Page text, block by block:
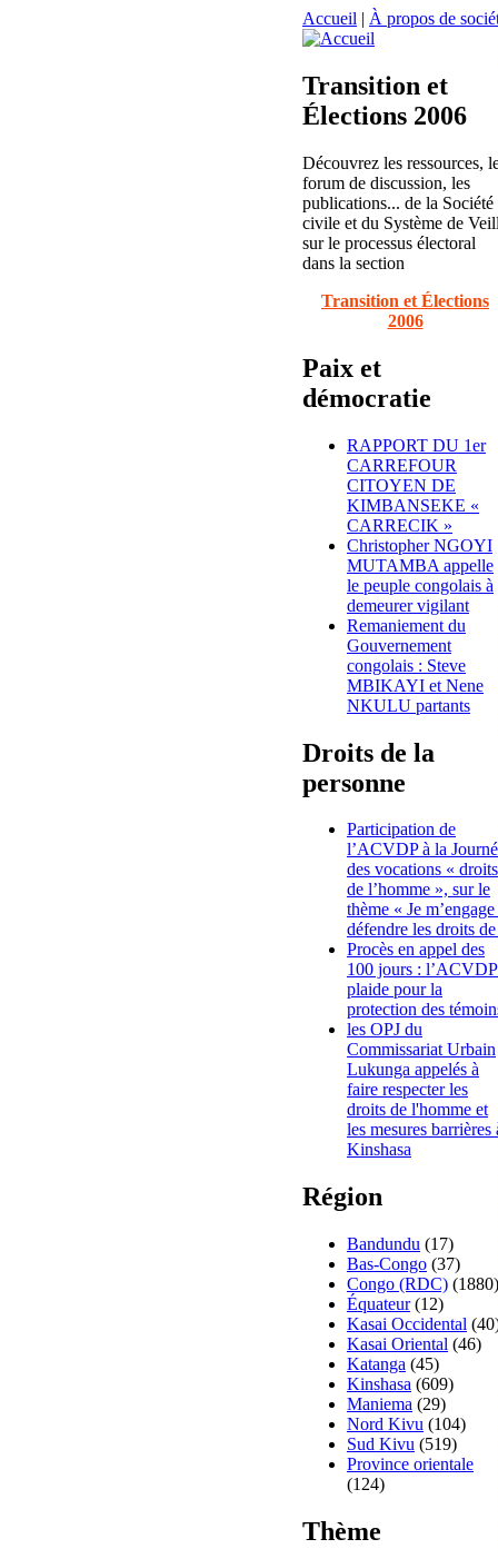
Accueil | À propos de
Transition et
Élections 2006
Découvrez les ressources,
forum de discussion, les
publications... de la Société
civile et du Système de
sur le processus électoral
dans la section
Transition et Élections
2006
Paix et
démocratie
RAPPORT DU 1er
CARREFOUR
CITOYEN DE
KIMBANSEKE «
CARRECIK »
Christopher NGOYI
MUTAMBA appelle
le peuple congolais à
demeurer vigilant
Remaniement du
Gouvernement
congolais : Steve
MBIKAYI et Nene
NKULU partants
Droits de la
personne
Participation de
l’ACVDP à la
des vocations « droits
de l’homme », sur le
thème « Je m’engage
défendre les droits
Procès en appel des
100 jours : l’ACVDP
plaide pour la
protection des
les OPJ du
Commissariat Urbain
Lukunga appelés à
faire respecter les
droits de l'homme et
les mesures barrières
Kinshasa
Région
Bandundu (17)
Bas-Congo (37)
Congo (RDC) (1880)
Équateur(12)
Kasai Occidental
Kasai Oriental (46)
Katanga (45)
Kinshasa (609)
Maniema (29)
Nord Kivu (104)
Sud Kivu (519)
Province orientale
(124)
Thème